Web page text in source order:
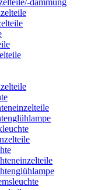
dämmung